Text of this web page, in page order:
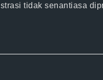
tidak senantiasa